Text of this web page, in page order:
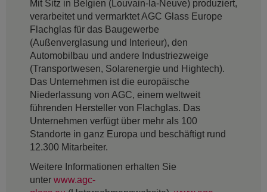
Mit Sitz in Belgien (Louvain-la-Neuve) produziert,
verarbeitet und vermarktet AGC Glass Europe
Flachglas für das Baugewerbe
(Außenverglasung und Interieur), den
Automobilbau und andere Industriezweige
(Transportwesen, Solarenergie und Hightech).
Das Unternehmen ist die europäische
Niederlassung von AGC, einem weltweit
führenden Hersteller von Flachglas. Das
Unternehmen verfügt über mehr als 100
Standorte in ganz Europa und beschäftigt rund
12.300 Mitarbeiter.
Weitere Informationen erhalten Sie
unter www.agc-